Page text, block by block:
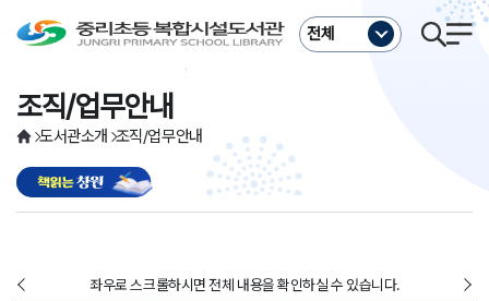
전체
도서관소개 조직/업무안내
조직/업무안내
좌우로 스크롤하시면 전체 내용을 확인하실 수 있습니다.